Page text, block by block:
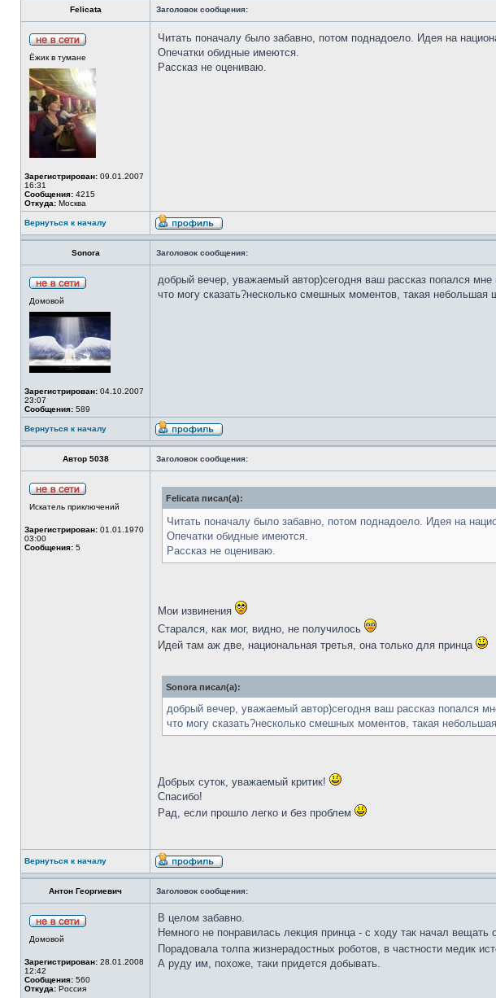
Felicata Заголовок сообщения:
Ёжик в тумане
Зарегистрирован: 09.01.2007
16:31
Сообщения: 4215
Откуда: Москва
Читать поначалу было забавно, потом поднадоело. Идея на
Опечатки обидные имеются.
Рассказ не оцениваю.
Вернуться к началу
Sonora Заголовок сообщения:
Домовой
Зарегистрирован: 04.10.2007
23:07
Сообщения: 589
добрый вечер, уважаемый автор)сегодня ваш рассказ попался мне
что могу сказать?несколько смешных моментов, такая небольшая
Вернуться к началу
Автор 5038 Заголовок сообщения:
Искатель приключений
Зарегистрирован: 01.01.1970
03:00
Сообщения: 5
Felicata писал(а):
Читать поначалу было забавно, потом поднадоело. Идея на
Опечатки обидные имеются.
Рассказ не оцениваю.
Мои извинения
Старался, как мог, видно, не получилось
Идей там аж две, национальная третья, она только для принца
Sonora писал(а):
добрый вечер, уважаемый автор)сегодня ваш рассказ попался
что могу сказать?несколько смешных моментов, такая
Добрых суток, уважаемый критик!
Спасибо!
Рад, если прошло легко и без проблем
Вернуться к началу
Антон Георгиевич Заголовок сообщения:
Домовой
Зарегистрирован: 28.01.2008
12:42
Сообщения: 560
Откуда: Россия
В целом забавно.
Немного не понравилась лекция принца - с ходу так начал
Порадовала толпа жизнерадостных роботов, в частности медик
А руду им, похоже, таки придется добывать.